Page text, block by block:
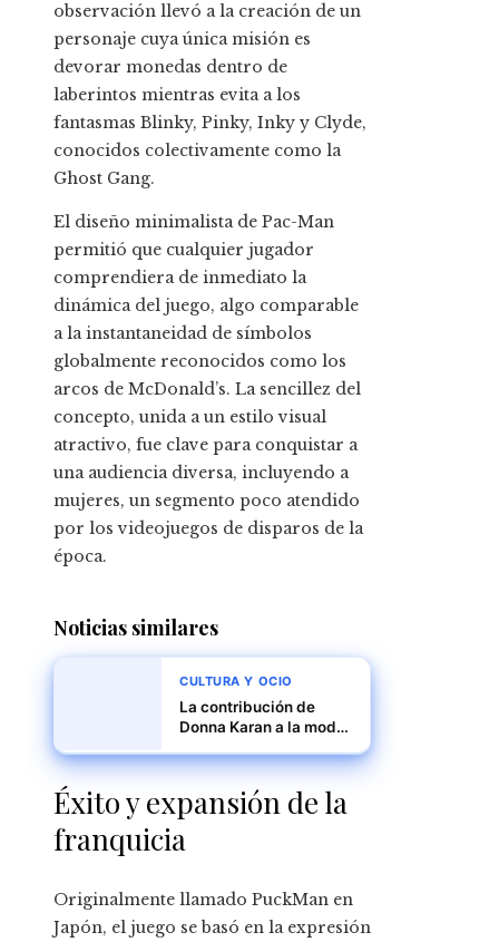
observación llevó a la creación de un
personaje cuya única misión es
devorar monedas dentro de
laberintos mientras evita a los
fantasmas Blinky, Pinky, Inky y Clyde,
conocidos colectivamente como la
Ghost Gang.
El diseño minimalista de Pac-Man
permitió que cualquier jugador
comprendiera de inmediato la
dinámica del juego, algo comparable
a la instantaneidad de símbolos
globalmente reconocidos como los
arcos de McDonald’s. La sencillez del
concepto, unida a un estilo visual
atractivo, fue clave para conquistar a
una audiencia diversa, incluyendo a
mujeres, un segmento poco atendido
por los videojuegos de disparos de la
época.
Noticias similares
CULTURA Y OCIO
La contribución de
Donna Karan a la moda
Éxito y expansión de la
franquicia
Originalmente llamado PuckMan en
Japón, el juego se basó en la expresión